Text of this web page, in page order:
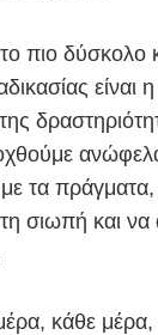
πιο δύσκολο
τα πράγματα,
σιωπή και να
κάθε μέρα,